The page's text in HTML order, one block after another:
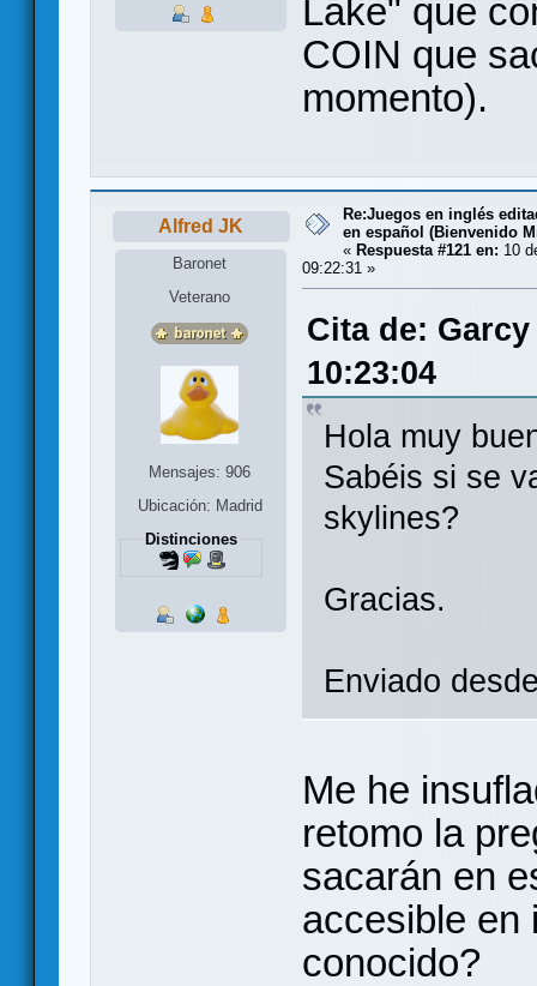
Lake" que
COIN que
momento).
Alfred JK
Baronet
Veterano
Mensajes: 906
Ubicación: Madrid
Distinciones
Re:Juegos en inglés
en español (Bienvenido
« Respuesta #121 en: 10
09:22:31 »
Cita de:
10:23:04
Hola muy
Sabéis si se
skylines?
Gracias.
Enviado
Me he
retomo la
sacarán en
accesible en
conocido?